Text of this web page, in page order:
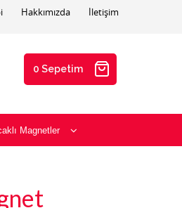
İletişim
Hakkımızda
0 Sepetim
Magnetler